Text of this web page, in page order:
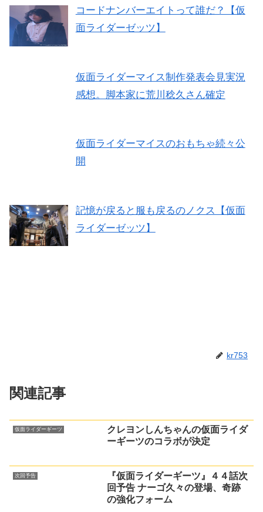
コードナンバーエイトって誰だ？【仮
面ライダーゼッツ】
仮面ライダーマイス制作発表会見実況
感想。脚本家に荒川稔久さん確定
仮面ライダーマイスのおもちゃ続々公
開
記憶が戻ると服も戻るのノクス【仮面
ライダーゼッツ】
kr753
関連記事
仮面ライダーギーツ
クレヨンしんちゃんの仮面ライダ
ーギーツのコラボが決定
次回予告
『仮面ライダーギーツ』４４話次
回予告 ナーゴ久々の登場、奇跡
の強化フォーム